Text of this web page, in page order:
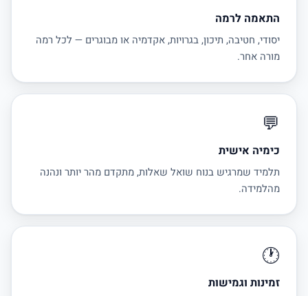
התאמה לרמה
יסודי, חטיבה, תיכון, בגרויות, אקדמיה או מבוגרים — לכל רמה
מורה אחר.
💬
כימיה אישית
תלמיד שמרגיש בנוח שואל שאלות, מתקדם מהר יותר ונהנה
מהלמידה.
🕐
זמינות וגמישות